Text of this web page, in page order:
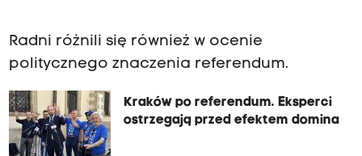
Radni różnili się również w ocenie
politycznego znaczenia referendum.
Kraków po referendum. Eksperci
ostrzegają przed efektem domina